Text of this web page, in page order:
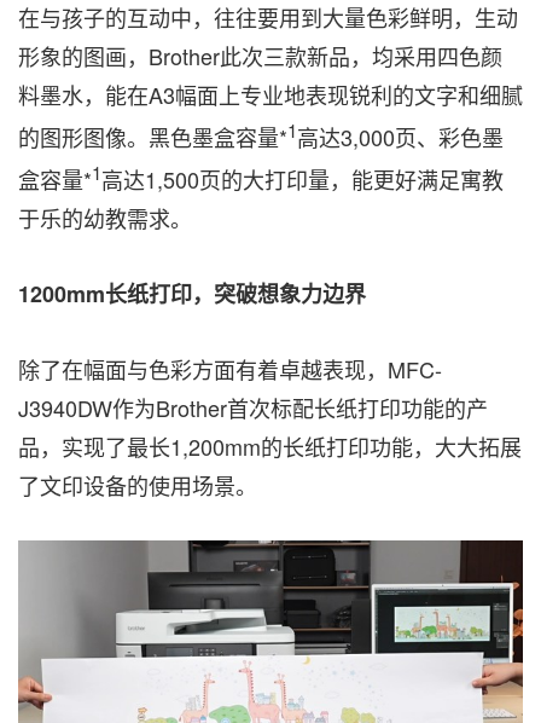
在与孩子的互动中，往往要用到大量色彩鲜明，生动
形象的图画，Brother此次三款新品，均采用四色颜
料墨水，能在A3幅面上专业地表现锐利的文字和细腻
的图形图像。黑色墨盒容量*1高达3,000页、彩色墨
盒容量*1高达1,500页的大打印量，能更好满足寓教
于乐的幼教需求。
1200mm长纸打印，突破想象力边界
除了在幅面与色彩方面有着卓越表现，MFC-
J3940DW作为Brother首次标配长纸打印功能的产
品，实现了最长1,200mm的长纸打印功能，大大拓展
了文印设备的使用场景。